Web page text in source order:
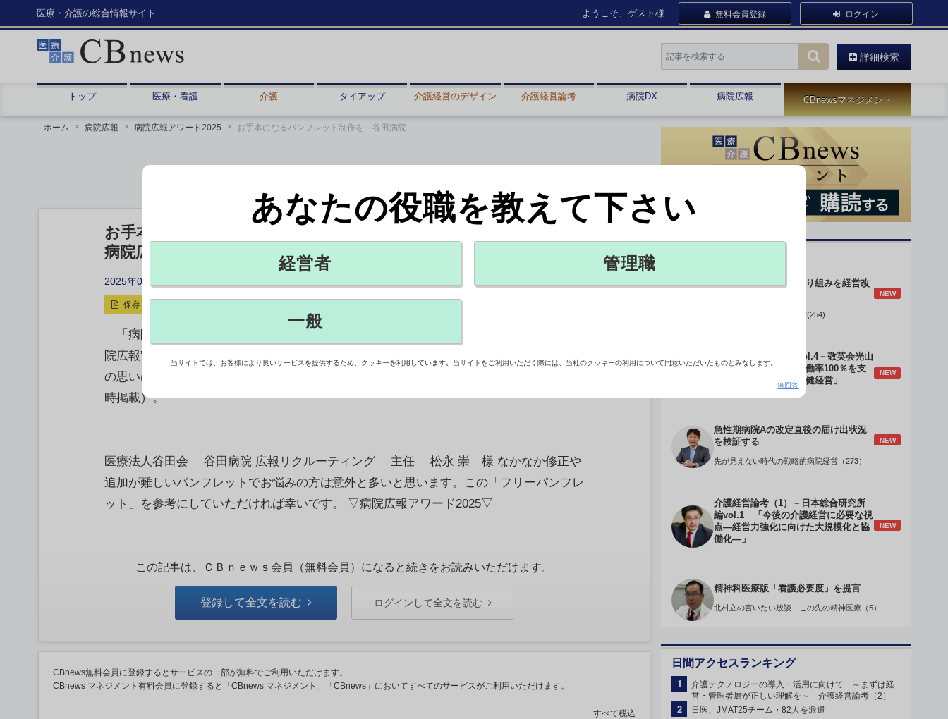
医療・介護の総合情報サイト ようこそ、ゲスト様 無料会員登録 ログイン
詳細検索
トップ 医療・看護 介護 タイアップ 介護経営のデザイン 介護経営論考 病院DX 病院広報 CBnewsマネジメント
ホーム 病院広報 病院広報アワード2025 お手本になるパンフレット制作を 谷田病院
お手本になるパンフレット制作を 谷田病院
病院広報アワード2025 エントリー紹介（78）【VHP部門】
2025年05月13日 14:35
保存
「病院広報アワード2025」大賞を目指し、全国の病院からのエントリーが続々と。“病
院広報”の頂点を決める7月16日のファイナル（東京ビッグサイト）に向け、エントリー者
の思いは熱い。今年で3回目を迎える「病院広報アワード」への意気込みを紹介する（随
時掲載）。
医療法人谷田会 谷田病院 広報リクルーティング 主任 松永 崇 様 なかなか修正や
追加が難しいパンフレットでお悩みの方は意外と多いと思います。この「フリーパンフレ
ット」を参考にしていただければ幸いです。 ▽病院広報アワード2025▽
この記事は、ＣＢｎｅｗｓ会員（無料会員）になると続きをお読みいただけます。
登録して全文を読む ログインして全文を読む
CBnews無料会員に登録するとサービスの一部が無料でご利用いただけます。
CBnews マネジメント有料会員に登録すると「CBnews マネジメント」「CBnews」においてすべてのサービスがご利用いただけます。
すべて税込
身体的拘束最小化の取り組みを経営改
NEW
データで読み解く病院経営(254)
介護経営のデザインVol.4－敬英会光山
誠理事長 「驚異の稼働率100％を支
える『顧客目線』の老健経営」
NEW
急性期病院Aの改定直後の届け出状況
を検証する
NEW
先が見えない時代の戦略的病院経営（273）
介護経営論考（1）－日本総合研究所
編vol.1 「今後の介護経営に必要な視
点―経営力強化に向けた大規模化と協
働化―」
NEW
精神科医療版「看護必要度」を提言
北村立の言いたい放談 この先の精神医療（5）
日間アクセスランキング
1
介護テクノロジーの導入・活用に向けて ～まずは経
営・管理者層が正しい理解を～ 介護経営論考（2）
2 日医、JMAT25チーム・82人を派遣
あなたの役職を教えて下さい
経営者 管理職
一般
当サイトでは、お客様により良いサービスを提供するため、クッキーを利用しています。当サイトをご利用いただく際には、当社のクッキーの利用について同意いただいたものとみなします。
無回答